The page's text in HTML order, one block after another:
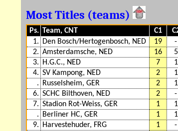
Most Titles (teams)
Ps. Team, CNT C1
1.
Den Bosch/Hertogenbosch, NED 19 -
2. Amsterdamsche, NED 16 5
3.
H.G.C., NED 7 1
4. SV Kampong, NED 2 1
.
Russelsheim, GER 2 1
6. SCHC Bilthoven, NED 2 -
7. Stadion Rot-Weiss, GER 1 1
.
Berliner HC, GER 1 1
9.
Harvestehuder, FRG 1 -